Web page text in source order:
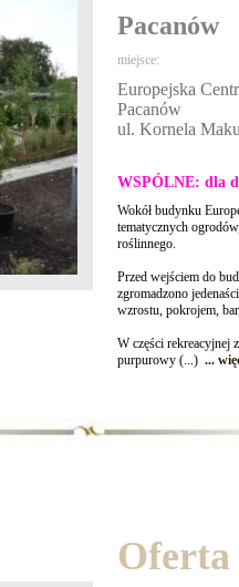
Pacanów
miejsce:
Europejska
Pacanów
ul. Kornela
WSPÓLNE: dla
Wokół budynku
tematycznych
roślinnego.
Przed wejściem do
zgromadzono
wzrostu, pokrojem,
W części rekreacyjnej
purpurowy (...) ...